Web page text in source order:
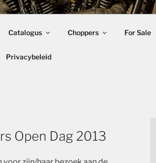
Catalogus Choppers For Sale
Privacybeleid
Open Dag 2013